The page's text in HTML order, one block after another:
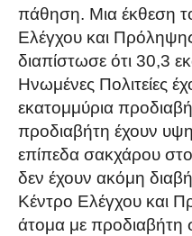
πάθηση. Μια έκθεση
Ελέγχου και
διαπίστωσε ότι 30,3
Ηνωμένες Πολιτείες
εκατομμύρια
προδιαβήτη έχουν
επίπεδα σακχάρου
δεν έχουν ακόμη
Κέντρο Ελέγχου και
άτομα με